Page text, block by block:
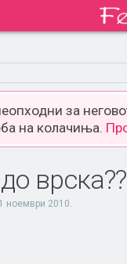
за
на колачиња.
врска??
1 ноември 2010.